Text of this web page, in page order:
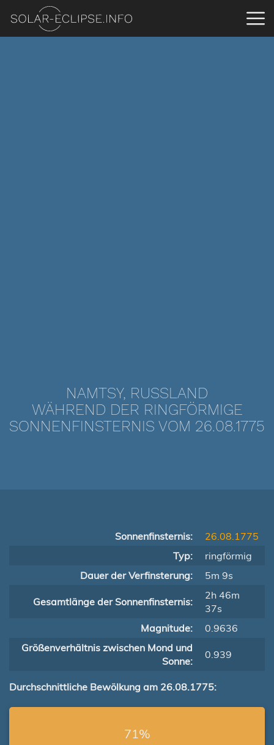
NAMTSY, RUSSLAND
WÄHREND DER RINGFÖRMIGE
SONNENFINSTERNIS VOM 26.08.1775
Sonnenfinsternis:
26.08.1775
Typ:
ringförmig
Dauer der Verfinsterung:
5m 9s
Gesamtlänge der Sonnenfinsternis:
2h 46m
37s
Magnitude:
0.9636
Größenverhältnis zwischen Mond und
Sonne:
0.939
Durchschnittliche Bewölkung am 26.08.1775:
71%